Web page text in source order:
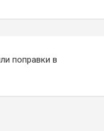
поправки в